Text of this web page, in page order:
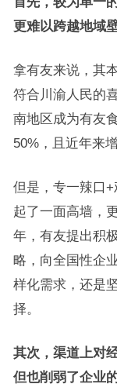
更难以跨越地域壁
拿有友来说，其
符合川渝人民的
南地区成为有友
50%，且近年来
但是，专一辣口
起了一面高墙，
年，有友提出积
略，向全国性企
样化需求，还是
择。
其次，渠道上对
但也削弱了企业